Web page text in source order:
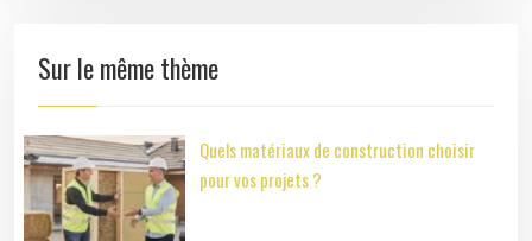
Sur le même thème
Quels matériaux de construction choisir
pour vos projets ?